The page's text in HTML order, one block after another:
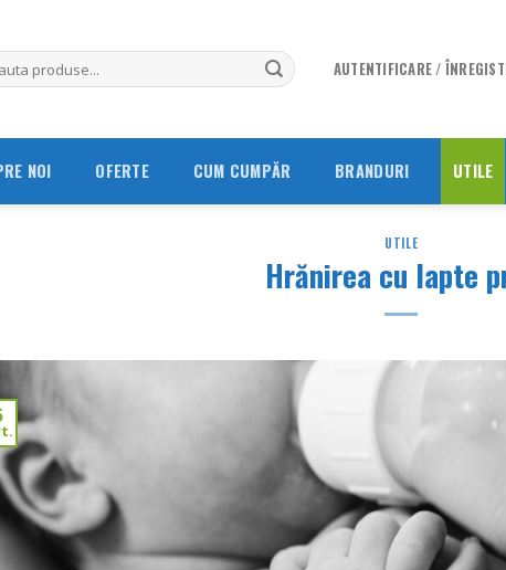
AUTENTIFICARE /
NOI OFERTE CUM CUMPĂR BRANDURI UTILE
UTILE
Hrănirea cu lapte